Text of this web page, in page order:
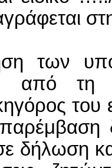
των
από τη
δήλωση